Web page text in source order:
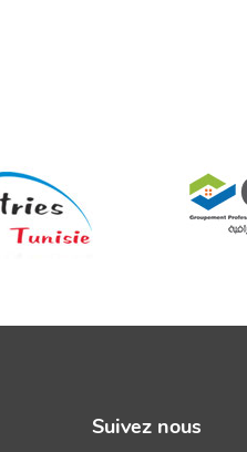
Suivez nous